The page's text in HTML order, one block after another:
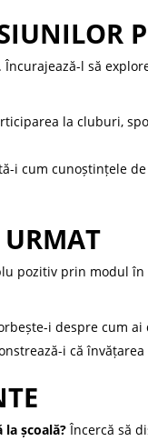
l să
la cluburi,
i cum cunoștințele
pozitiv prin modul
i despre cum
i că
la școală?Încercă să